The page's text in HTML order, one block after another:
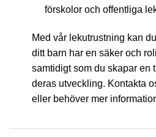
förskolor och offentliga
Med vår lekutrustning kan
ditt barn har en säker och
samtidigt som du skapar en
deras utveckling. Kontakta
eller behöver mer